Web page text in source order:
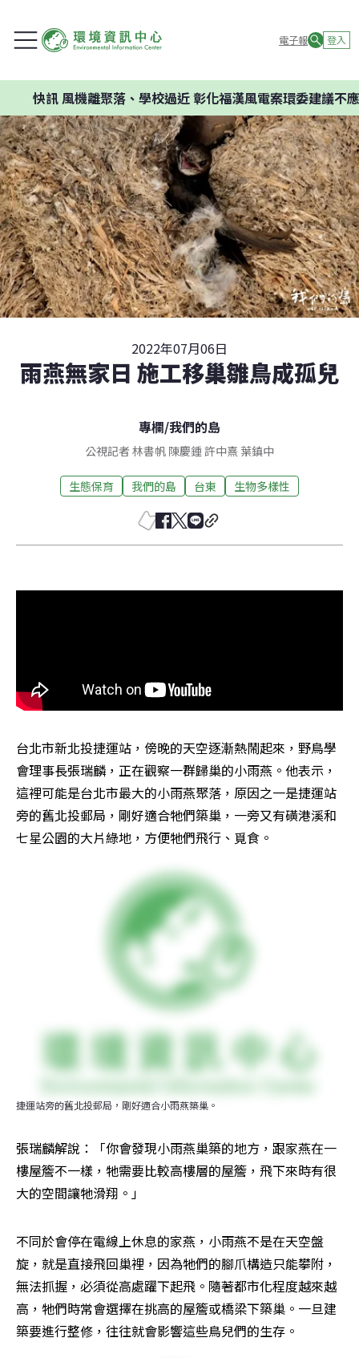
電子報 登入
離聚落、學校過近 彰化福漢風電案環委建議不應開發
2022年07月06日
雨燕無家日 施工移巢雛鳥成孤兒
專欄/我們的島
公視記者 林書帆 陳慶鍾 許中熹 葉鎮中
生態保育 我們的島 台東 生物多樣性
台北市新北投捷運站，傍晚的天空逐漸熱鬧起來，野鳥學
會理事長張瑞麟，正在觀察一群歸巢的小雨燕。他表示，
這裡可能是台北市最大的小雨燕聚落，原因之一是捷運站
旁的舊北投郵局，剛好適合牠們築巢，一旁又有磺港溪和
七星公園的大片綠地，方便牠們飛行、覓食。
捷運站旁的舊北投郵局，剛好適合小雨燕築巢。
張瑞麟解說：「你會發現小雨燕巢築的地方，跟家燕在一
樓屋簷不一樣，牠需要比較高樓層的屋簷，飛下來時有很
大的空間讓牠滑翔。」
不同於會停在電線上休息的家燕，小雨燕不是在天空盤
旋，就是直接飛回巢裡，因為牠們的腳爪構造只能攀附，
無法抓握，必須從高處躍下起飛。隨著都市化程度越來越
高，牠們時常會選擇在挑高的屋簷或橋梁下築巢。一旦建
築要進行整修，往往就會影響這些鳥兒們的生存。